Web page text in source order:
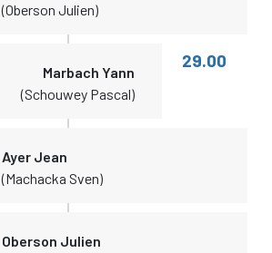
(Oberson Julien)
Marbach Yann
(Schouwey Pascal)
29.00
Ayer Jean
(Machacka Sven)
Oberson Julien